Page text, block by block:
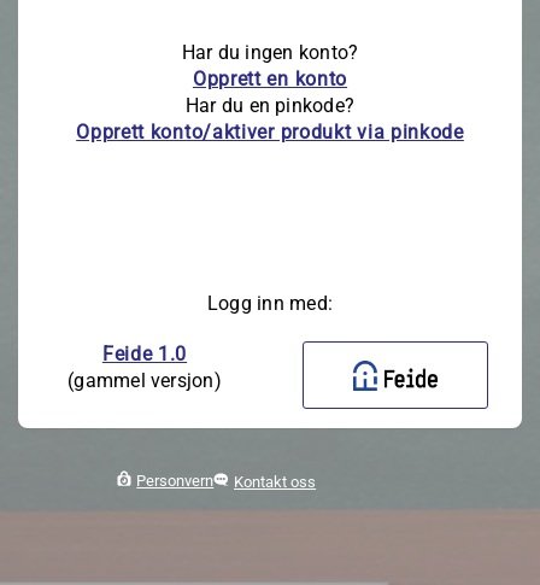
Har du ingen konto?
Opprett en konto
Har du en pinkode?
Opprett konto/aktiver produkt via pinkode
Logg inn med:
Feide 1.0
(gammel versjon)
Personvern Kontakt oss